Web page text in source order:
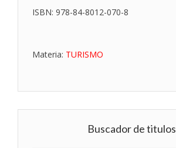
ISBN: 978-84-8012-070-8
Materia: TURISMO
Buscador de titulos